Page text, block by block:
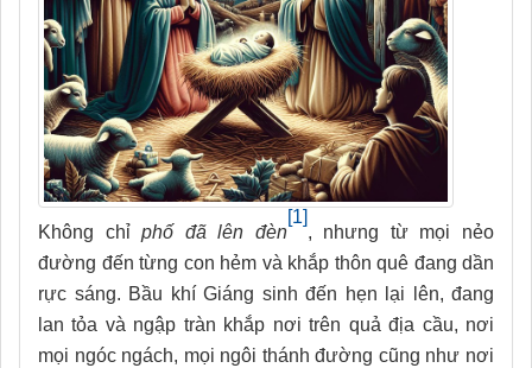
Không chỉphố đã lên đèn
[1]
, nhưng từ mọi nẻo
đường đến từng con hẻm và khắp thôn quê đang dần
rực sáng. Bầu khí Giáng sinh đến hẹn lại lên, đang
lan tỏa và ngập tràn khắp nơi trên quả địa cầu, nơi
mọi ngóc ngách, mọi ngôi thánh đường cũng như nơi